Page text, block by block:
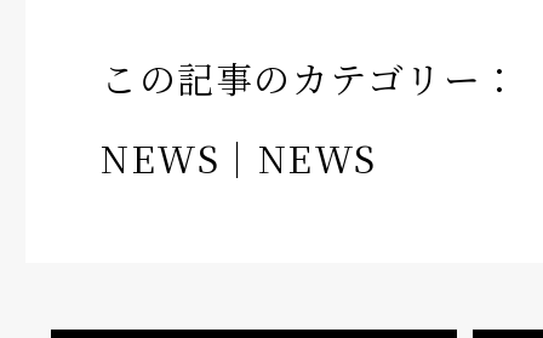
この記事のカテゴリー：
NEWS ｜ NEWS